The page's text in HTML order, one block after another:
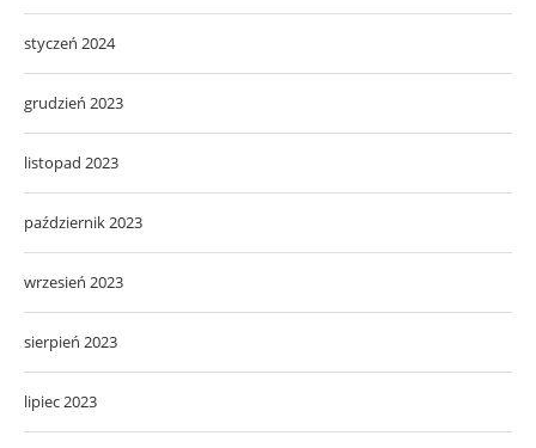
styczeń 2024
grudzień 2023
listopad 2023
październik 2023
wrzesień 2023
sierpień 2023
lipiec 2023